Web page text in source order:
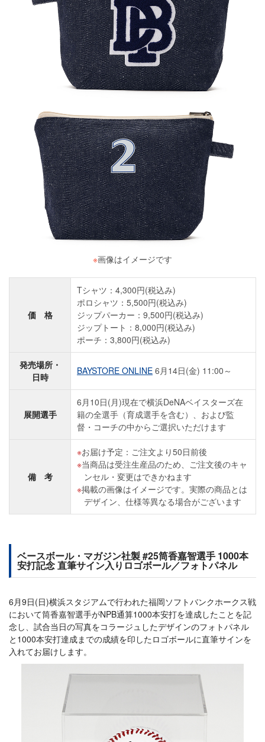
※画像はイメージです
価 格
Tシャツ：4,300円(税込み)
ポロシャツ：5,500円(税込み)
ジップパーカー：9,500円(税込み)
ジップトート：8,000円(税込み)
ポーチ：3,800円(税込み)
発売場所・
日時
BAYSTORE ONLINE 6月14日(金) 11:00～
展開選手
6月10日(月)現在で横浜DeNAベイスターズ在
籍の全選手（育成選手を含む）、および監
督・コーチの中からご選択いただけます
備 考
お届け予定：ご注文より50日前後
当商品は受注生産品のため、ご注文後のキャ
ンセル・変更はできかねます
掲載の画像はイメージです。実際の商品とは
デザイン、仕様等異なる場合がございます
ベースボール・マガジン社製 #25筒香嘉智選手 1000本
安打記念 直筆サイン入りロゴボール／フォトパネル
6月9日(日)横浜スタジアムで行われた福岡ソフトバンクホークス戦
において筒香嘉智選手がNPB通算1000本安打を達成したことを記
念し、試合当日の写真をコラージュしたデザインのフォトパネル
と1000本安打達成までの成績を印したロゴボールに直筆サインを
入れてお届けします。